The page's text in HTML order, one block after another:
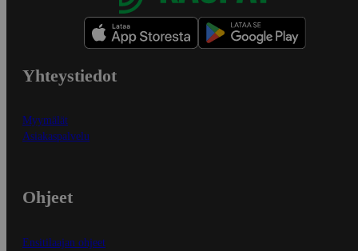
Yhteystiedot
Myymälät
Asiakaspalvelu
Ohjeet
Ensitilaajan ohjeet